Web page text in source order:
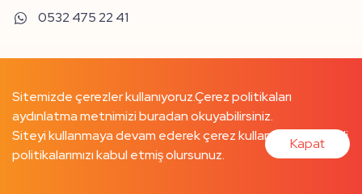
0532 475 22 41
Sitemizde çerezler kullanıyoruz.Çerez politikaları
aydınlatma metnimizi buradanokuyabilirsiniz.
Siteyi kullanmaya devam ederek çerez kullanımımızı ve ilgili
politikalarımızı kabul etmiş olursunuz.
Kapat